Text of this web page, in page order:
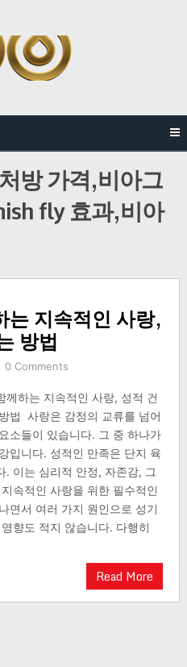
방 가격,비아그
fly 효과,비아
는 지속적인 사랑,
방법
0 Comments
께하는 지속적인 사랑, 성적 건
법 사랑은 감정의 교류를 넘어
소들이 있습니다. 그 중 하나가
입니다. 성적인 만족은 단지 육
. 이는 심리적 안정, 자존감, 그
속적인 사랑을 위한 필수적인
면서 여러 가지 원인으로 성기
향도 적지 않습니다. 다행히
Read More